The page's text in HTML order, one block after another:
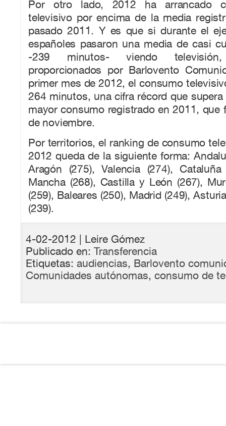
Por otro lado, 2012 ha arrancado
televisivo por encima de la media
pasado 2011. Y es que si durante el
españoles pasaron una media de casi
-239 minutos- viendo
proporcionados por Barlovento
primer mes de 2012, el consumo
264 minutos, una cifra récord que
mayor consumo registrado en 2011, que
de noviembre.
Por territorios, el ranking de consumo
2012 queda de la siguiente forma:
Aragón (275), Valencia (274),
Mancha (268), Castilla y León (267),
(259), Baleares (250), Madrid (249),
(239).
4-02-2012
| Leire Gómez
Publicado en: Transferencia
Etiquetas: audiencias, Barlovento
Comunidades autónomas, consumo de